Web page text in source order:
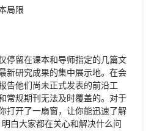
局限
停留在课本和导师指定的几篇文
新研究成果的集中展示地。在会
告他们尚未正式发表的前沿工
常规期刊无法及时覆盖的。对于
打开了一扇窗，让你能迅速了解
明白大家都在关心和解决什么问